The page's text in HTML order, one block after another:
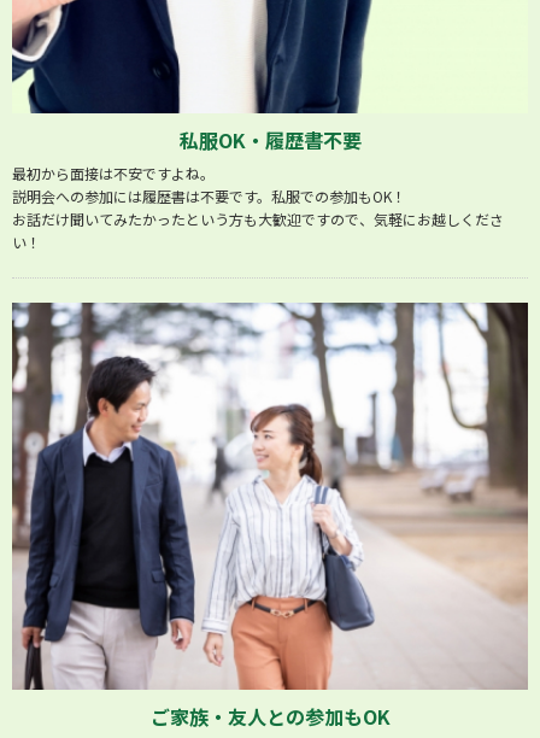
私服OK・履歴書不要
最初から面接は不安ですよね。
説明会への参加には履歴書は不要です。私服での参加もOK！
お話だけ聞いてみたかったという方も大歓迎ですので、気軽にお越しくださ
い！
ご家族・友人との参加もOK